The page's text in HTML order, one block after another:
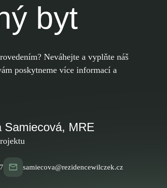
byt
Neváhejte a vyplňte náš
poskytneme více informací a
Samiecová, MRE
samiecova@rezidencewilczek.cz